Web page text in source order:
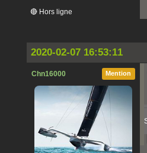
🔴 Hors ligne
2020-02-07 16:53:11
Mention
Chn16000